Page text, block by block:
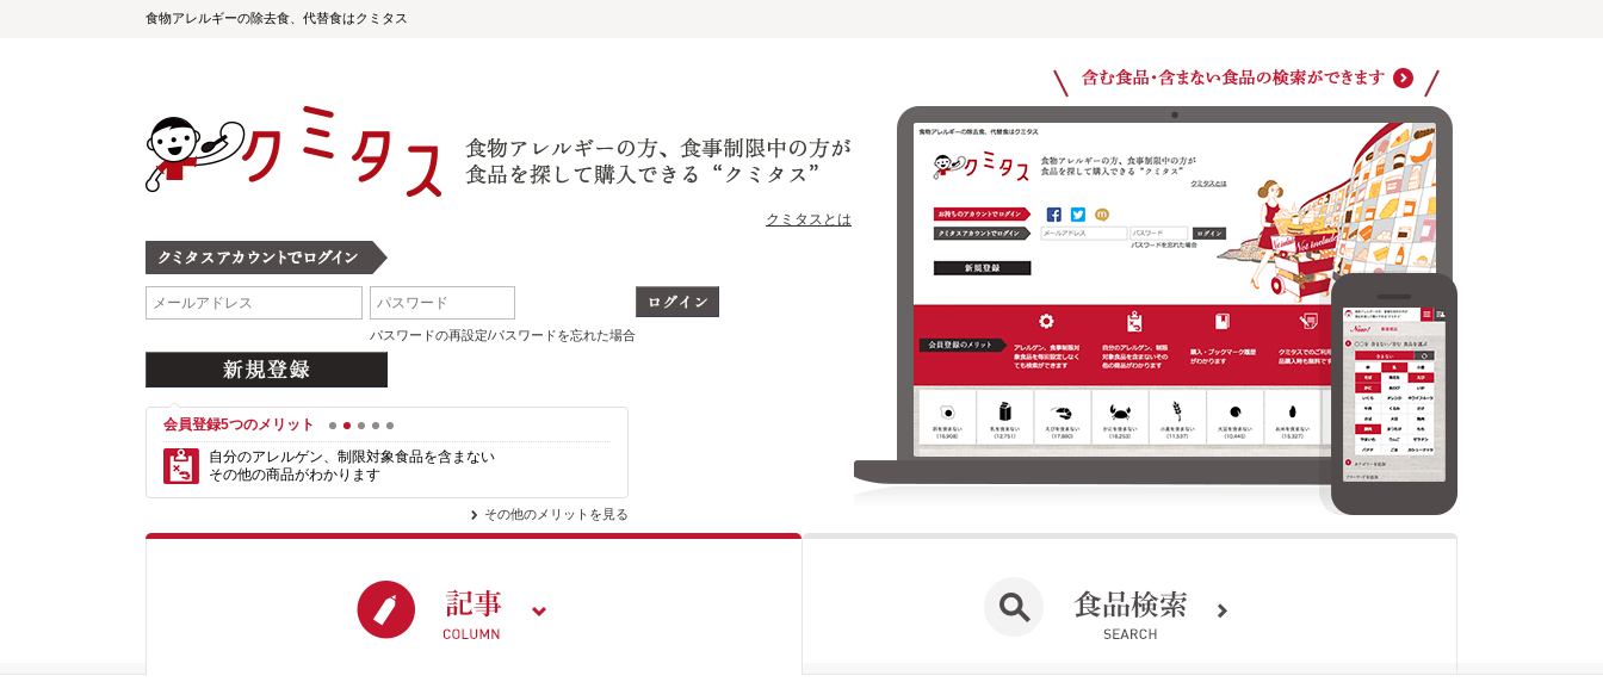
食物アレルギーの除去食、代替食はクミタス
クミタスとは
パスワードの再設定/パスワードを忘れた場合
会員登録5つのメリット 1 2 3 4
自分のアレルゲン、制限対象食品を含まない
その他の商品がわかります
購入・ブックマーク履歴がわかります クミタスでのご利用は商品購入時も無料です
その他のメリットを見る